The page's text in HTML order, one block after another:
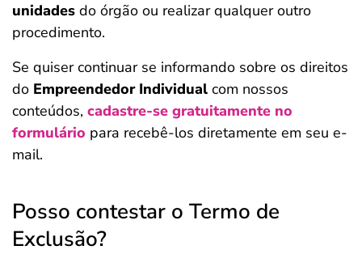
unidades do órgão ou realizar qualquer outro
procedimento.
Se quiser continuar se informando sobre os direitos
do Empreendedor Individual com nossos
conteúdos, cadastre-se gratuitamente no
formulário para recebê-los diretamente em seu e-
mail.
Posso contestar o Termo de
Exclusão?